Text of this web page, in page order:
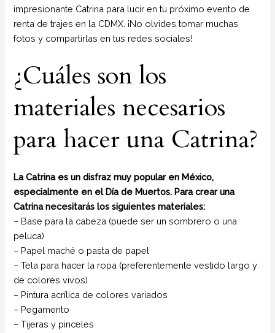
impresionante Catrina para lucir en tu próximo evento de
renta de trajes en la CDMX. ¡No olvides tomar muchas
fotos y compartirlas en tus redes sociales!
¿Cuáles son los
materiales necesarios
para hacer una Catrina?
La Catrina es un disfraz muy popular en México,
especialmente en el Día de Muertos. Para crear una
Catrina necesitarás los siguientes materiales:
– Base para la cabeza (puede ser un sombrero o una
peluca)
– Papel maché o pasta de papel
– Tela para hacer la ropa (preferentemente vestido largo y
de colores vivos)
– Pintura acrílica de colores variados
– Pegamento
– Tijeras y pinceles